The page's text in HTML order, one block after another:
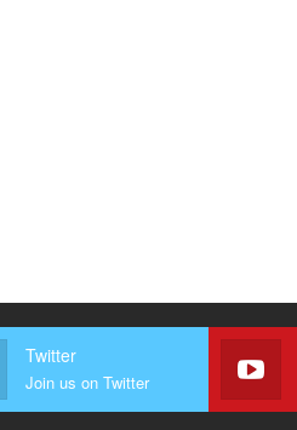
Twitter
Join us on Twitter